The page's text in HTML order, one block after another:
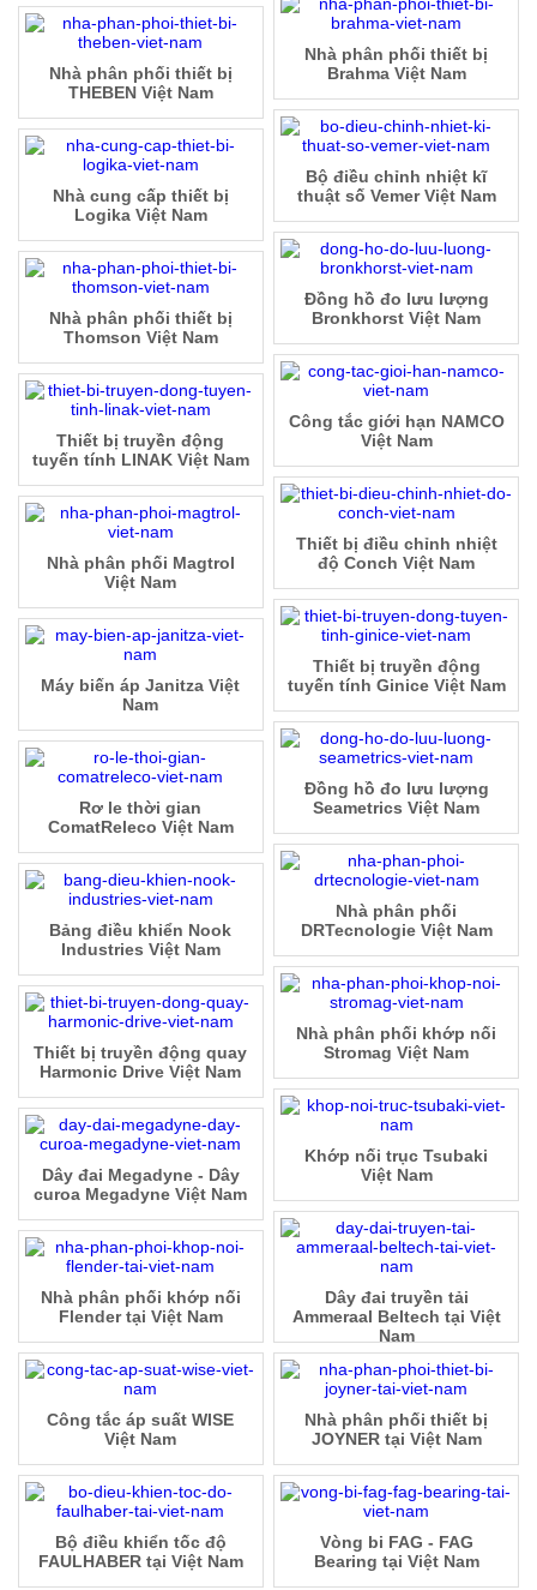
Nhà phân phối thiết bị
Brahma Việt Nam
Nhà phân phối thiết bị
THEBEN Việt Nam
Bộ điều chỉnh nhiệt kĩ
thuật số Vemer Việt Nam
Nhà cung cấp thiết bị
Logika Việt Nam
Đồng hồ đo lưu lượng
Bronkhorst Việt Nam
Nhà phân phối thiết bị
Thomson Việt Nam
Công tắc giới hạn NAMCO
Việt Nam
Thiết bị truyền động
tuyến tính LINAK Việt Nam
Thiết bị điều chỉnh nhiệt
độ Conch Việt Nam
Nhà phân phối Magtrol
Việt Nam
Thiết bị truyền động
tuyến tính Ginice Việt Nam
Máy biến áp Janitza Việt
Nam
Đồng hồ đo lưu lượng
Seametrics Việt Nam
Rơ le thời gian
ComatReleco Việt Nam
Nhà phân phối
DRTecnologie Việt Nam
Bảng điều khiển Nook
Industries Việt Nam
Nhà phân phối khớp nối
Stromag Việt Nam
Thiết bị truyền động quay
Harmonic Drive Việt Nam
Khớp nối trục Tsubaki
Việt Nam
Dây đai Megadyne - Dây
curoa Megadyne Việt Nam
Dây đai truyền tải
Ammeraal Beltech tại Việt
Nam
Nhà phân phối khớp nối
Flender tại Việt Nam
Nhà phân phối thiết bị
JOYNER tại Việt Nam
Công tắc áp suất WISE
Việt Nam
Vòng bi FAG - FAG
Bearing tại Việt Nam
Bộ điều khiển tốc độ
FAULHABER tại Việt Nam